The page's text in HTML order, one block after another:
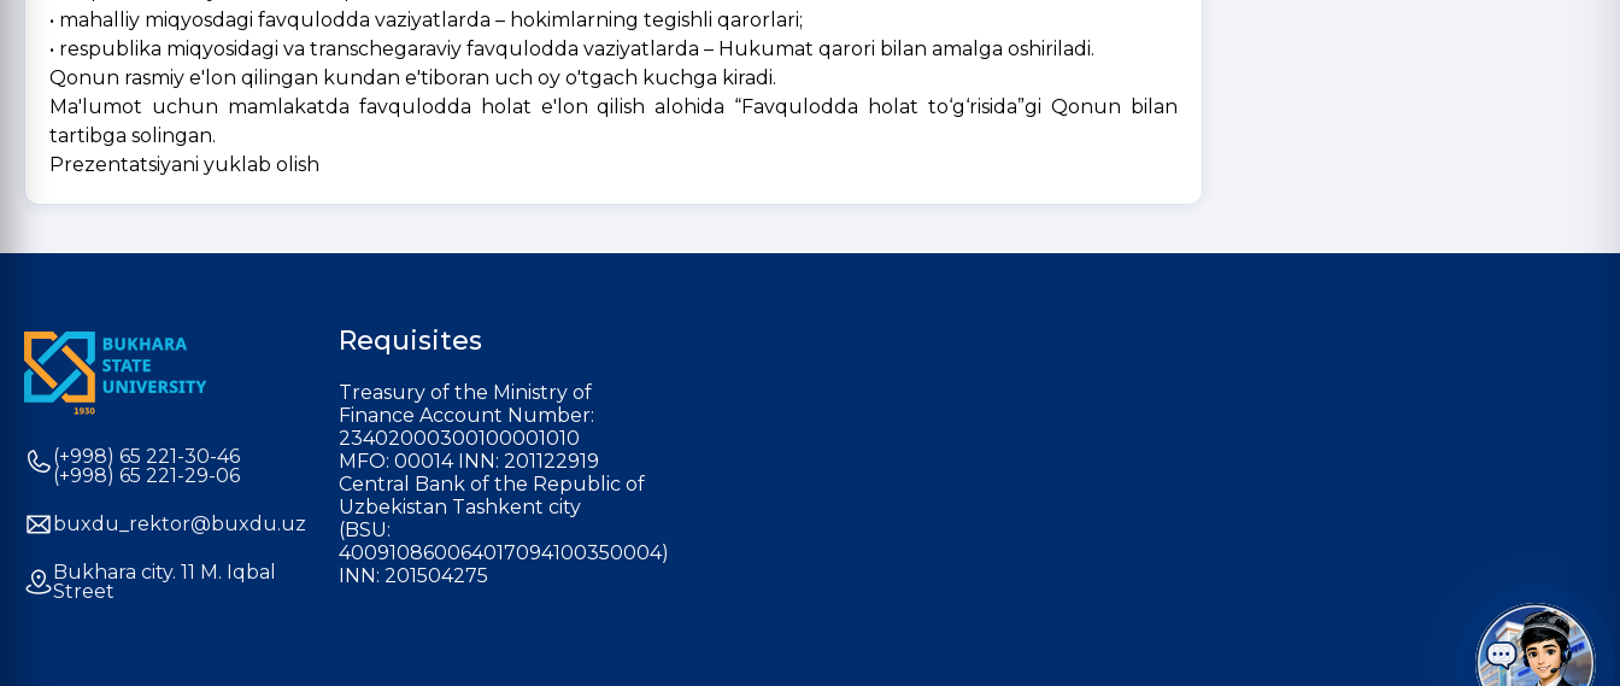
• mahalliy miqyosdagi favqulodda vaziyatlarda – hokimlarning tegishli qarorlari;
• respublika miqyosidagi va transchegaraviy favqulodda vaziyatlarda – Hukumat qarori bilan amalga oshiriladi.
Qonun rasmiy e'lon qilingan kundan e'tiboran uch oy o'tgach kuchga kiradi.
Ma'lumot uchun mamlakatda favqulodda holat e'lon qilish alohida “Favqulodda holat to‘g‘risida”gi Qonun bilan
tartibga solingan.
Prezentatsiyani yuklab olish
(+998) 65 221-30-46
(+998) 65 221-29-06
buxdu_rektor@buxdu.uz
Bukhara city. 11 M. Iqbal
Street
Requisites
Treasury of the Ministry of
Finance Account Number:
23402000300100001010
MFO: 00014 INN: 201122919
Central Bank of the Republic of
Uzbekistan Tashkent city
(BSU:
400910860064017094100350004)
INN: 201504275